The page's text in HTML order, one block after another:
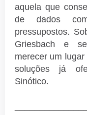
aquela que
de dados
pressupostos.
Griesbach e
merecer um
soluções já
Sinótico.